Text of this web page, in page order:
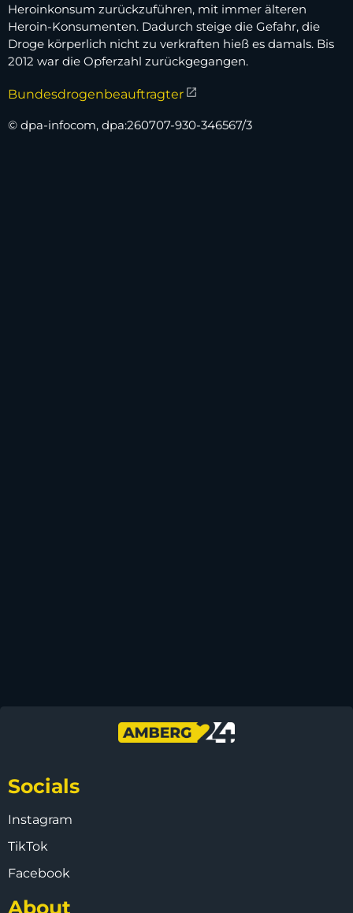
Heroinkonsum zurückzuführen, mit immer älteren
Heroin-Konsumenten. Dadurch steige die Gefahr, die
Droge körperlich nicht zu verkraften hieß es damals. Bis
2012 war die Opferzahl zurückgegangen.
Bundesdrogenbeauftragter
© dpa-infocom, dpa:260707-930-346567/3
Socials
Instagram
TikTok
Facebook
About